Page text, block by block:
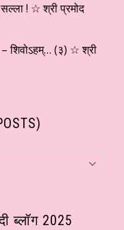
सल्ला ! ☆ श्री प्रमोद
शिवोऽहम्… (३) ☆ श्री
ब्लॉग 2025